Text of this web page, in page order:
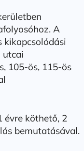
A
kikapcsolódási
utcai
105-ös, 115-ös
évre köthető, 2
bemutatásával.